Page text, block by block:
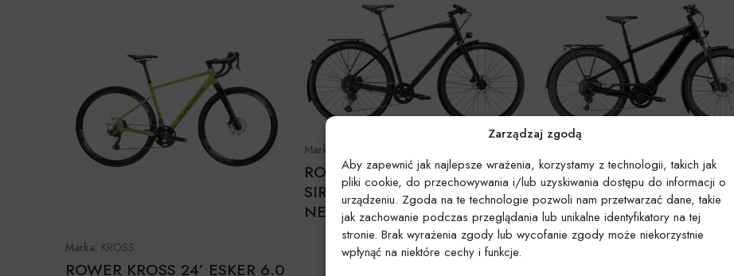
Zarządzaj zgodą
Aby zapewnić jak najlepsze wrażenia, korzystamy z technologii, takich jak
pliki cookie, do przechowywania i/lub uzyskiwania dostępu do informacji o
urządzeniu. Zgoda na te technologie pozwoli nam przetwarzać dane, takie
jak zachowanie podczas przeglądania lub unikalne identyfikatory na tej
stronie. Brak wyrażenia zgody lub wycofanie zgody może niekorzystnie
wpłynąć na niektóre cechy i funkcje.
Marka: KROSS
ROWER KROSS 24’ ESKER 6.0
Marka:
ROWER SPECIALIZED 23′
SIRRUS X 3.0 EQ GLOSS
NEARLY BLACK
ROWER SPECIALIZED 23′
VADO 4.0 CAST
BLACK/SILVER REFLECTIVE